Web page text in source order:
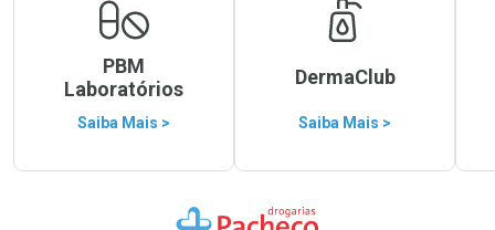
PBM
Laboratórios
Saiba Mais >
DermaClub
Saiba Mais >
Ir para a Home